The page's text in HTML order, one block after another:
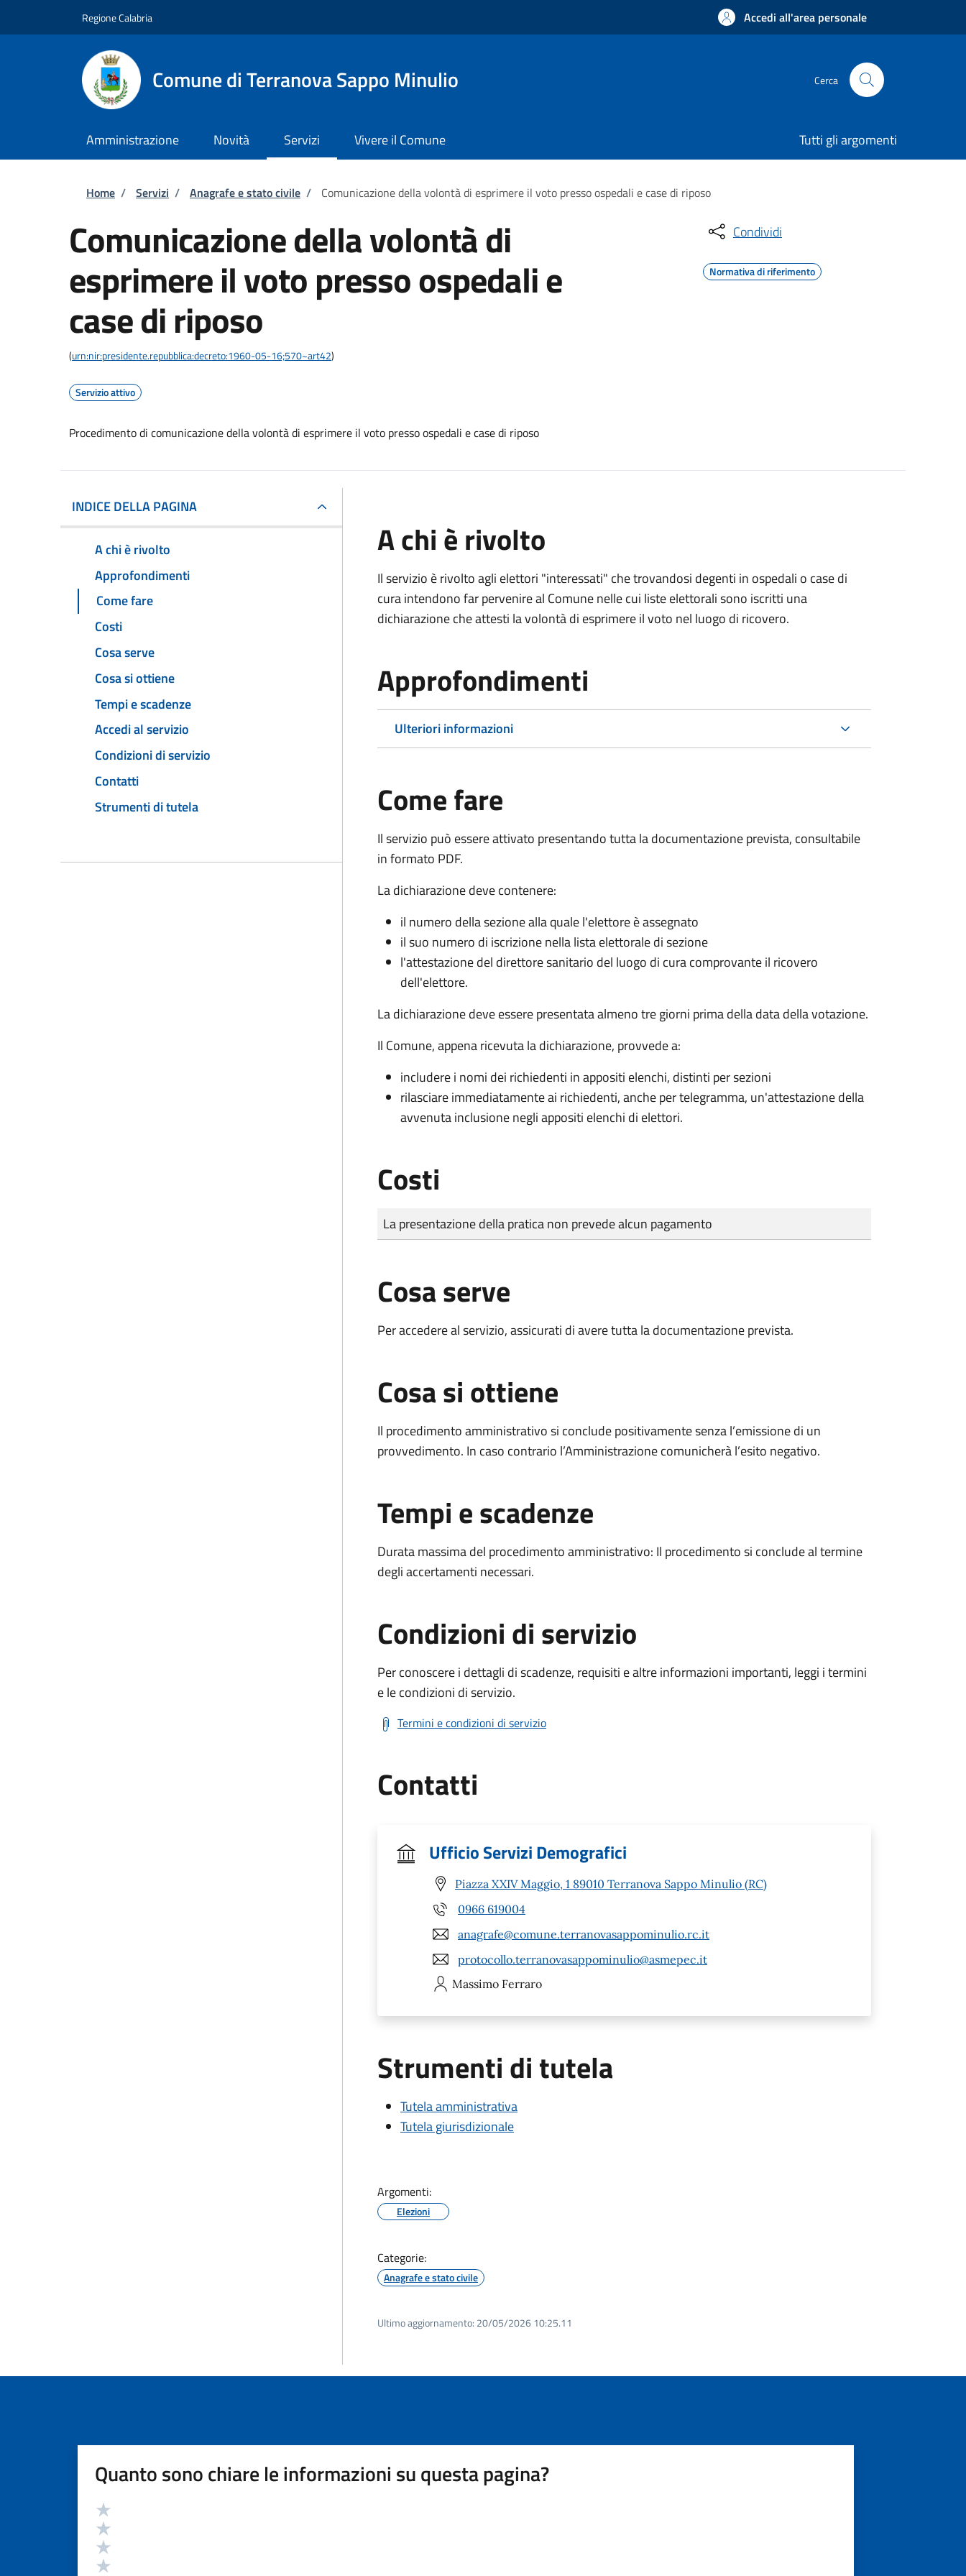
Regione Calabria Accedi all'area personale
Comune di Terranova Sappo Minulio Cerca
Amministrazione Novità Servizi Vivere il Comune Tutti gli argomenti
Briciole di pane
Home / Servizi / Anagrafe e stato civile / Comunicazione della volontà di esprimere il voto presso ospedali e case di riposo
Comunicazione della volontà di
esprimere il voto presso ospedali e
case di riposo
(urn:nir:presidente.repubblica:decreto:1960-05-16;570~art42)
Servizio attivo
Procedimento di comunicazione della volontà di esprimere il voto presso ospedali e case di riposo
Condividi
Normativa di riferimento
INDICE DELLA PAGINA
A chi è rivolto
Approfondimenti
Come fare
Costi
Cosa serve
Cosa si ottiene
Tempi e scadenze
Accedi al servizio
Condizioni di servizio
Contatti
Strumenti di tutela
A chi è rivolto
Il servizio è rivolto agli elettori "interessati" che trovandosi degenti in ospedali o case di
cura intendono far pervenire al Comune nelle cui liste elettorali sono iscritti una
dichiarazione che attesti la volontà di esprimere il voto nel luogo di ricovero.
Approfondimenti
Ulteriori informazioni
Come fare
Il servizio può essere attivato presentando tutta la documentazione prevista, consultabile
in formato PDF.
La dichiarazione deve contenere:
il numero della sezione alla quale l'elettore è assegnato
il suo numero di iscrizione nella lista elettorale di sezione
l'attestazione del direttore sanitario del luogo di cura comprovante il ricovero
dell'elettore.
La dichiarazione deve essere presentata almeno tre giorni prima della data della votazione.
Il Comune, appena ricevuta la dichiarazione, provvede a:
includere i nomi dei richiedenti in appositi elenchi, distinti per sezioni
rilasciare immediatamente ai richiedenti, anche per telegramma, un'attestazione della
avvenuta inclusione negli appositi elenchi di elettori.
Costi
Tipo di pagamento
Importo
La presentazione della pratica non prevede alcun pagamento
Cosa serve
Per accedere al servizio, assicurati di avere tutta la documentazione prevista.
Cosa si ottiene
Il procedimento amministrativo si conclude positivamente senza l’emissione di un
provvedimento. In caso contrario l’Amministrazione comunicherà l’esito negativo.
Tempi e scadenze
Durata massima del procedimento amministrativo: Il procedimento si conclude al termine
degli accertamenti necessari.
Condizioni di servizio
Per conoscere i dettagli di scadenze, requisiti e altre informazioni importanti, leggi i termini
e le condizioni di servizio.
Termini e condizioni di servizio
Contatti
Ufficio Servizi Demografici
Piazza XXIV Maggio, 1 89010 Terranova Sappo Minulio (RC)
0966 619004
anagrafe@comune.terranovasappominulio.rc.it
protocollo.terranovasappominulio@asmepec.it
Massimo Ferraro
Strumenti di tutela
Tutela amministrativa
Tutela giurisdizionale
Argomenti:
Elezioni
Categorie:
Anagrafe e stato civile
Ultimo aggiornamento: 20/05/2026 10:25.11
Quanto sono chiare le informazioni su questa pagina?
Valutazione